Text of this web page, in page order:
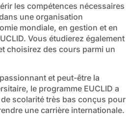
les compétences nécessaires
une organisation
mondiale, en gestion et en
Vous étudierez également
choisirez des cours parmi un
et peut-être la
le programme EUCLID a
scolarité très bas conçus pour
une carrière internationale.